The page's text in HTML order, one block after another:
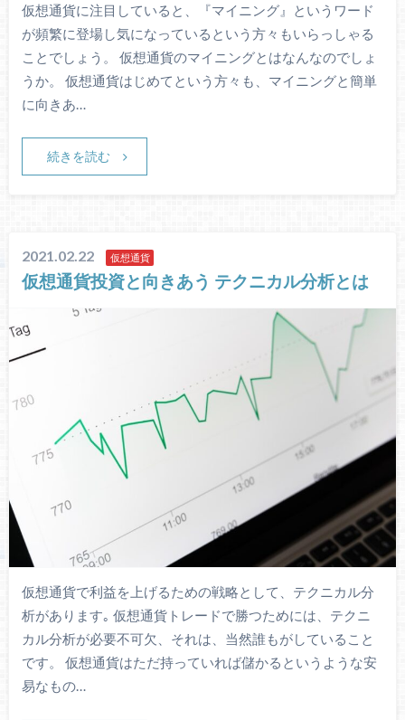
仮想通貨に注目していると、『マイニング』というワード
が頻繁に登場し気になっているという方々もいらっしゃる
ことでしょう。 仮想通貨のマイニングとはなんなのでしょ
うか。 仮想通貨はじめてという方々も、マイニングと簡単
に向きあ…
続きを読む
2021.02.22 仮想通貨
仮想通貨投資と向きあう テクニカル分析とは
仮想通貨で利益を上げるための戦略として、テクニカル分
析があります｡ 仮想通貨トレードで勝つためには、テクニ
カル分析が必要不可欠、それは、当然誰もがしていること
です。 仮想通貨はただ持っていれば儲かるというような安
易なもの…